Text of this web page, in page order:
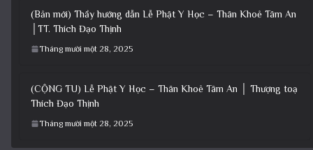
(Bản mới) Thầy hướng dẫn Lễ Phật Y Học – Thân Khoẻ Tâm An
│TT. Thích Đạo Thịnh
Tháng mười một 28, 2025
(CỘNG TU) Lễ Phật Y Học – Thân Khoẻ Tâm An │ Thượng toạ
Thích Đạo Thịnh
Tháng mười một 28, 2025